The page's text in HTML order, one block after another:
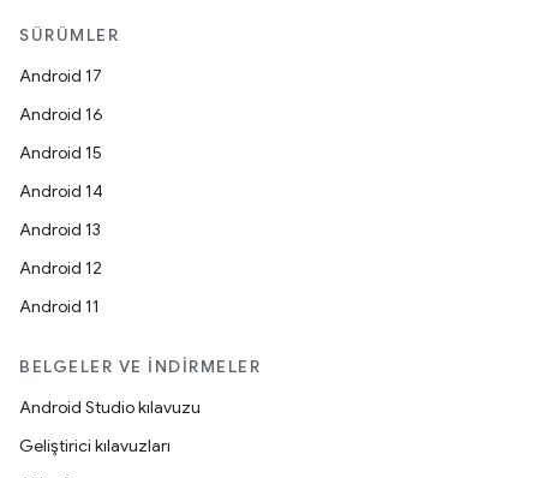
SÜRÜMLER
Android 17
Android 16
Android 15
Android 14
Android 13
Android 12
Android 11
BELGELER VE İNDIRMELER
Android Studio kılavuzu
Geliştirici kılavuzları